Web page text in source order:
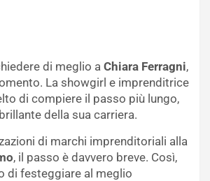
di meglio a Chiara Ferragni,
La showgirl e imprenditrice
di compiere il passo più lungo,
della sua carriera.
di marchi imprenditoriali alla
, il passo è davvero breve. Così,
di festeggiare al meglio